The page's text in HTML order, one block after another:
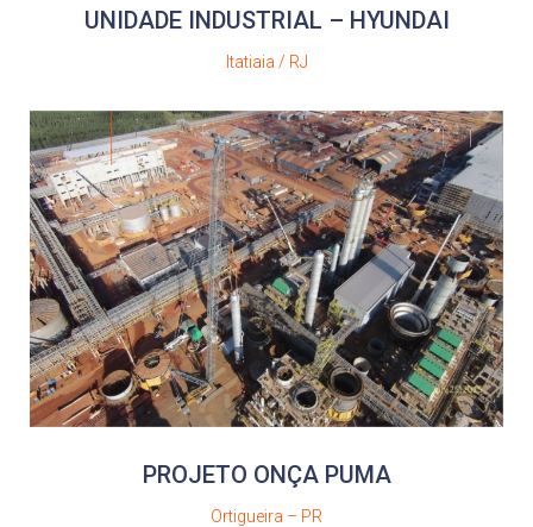
UNIDADE INDUSTRIAL – HYUNDAI
Itatiaia / RJ
PROJETO ONÇA PUMA
Ortigueira – PR